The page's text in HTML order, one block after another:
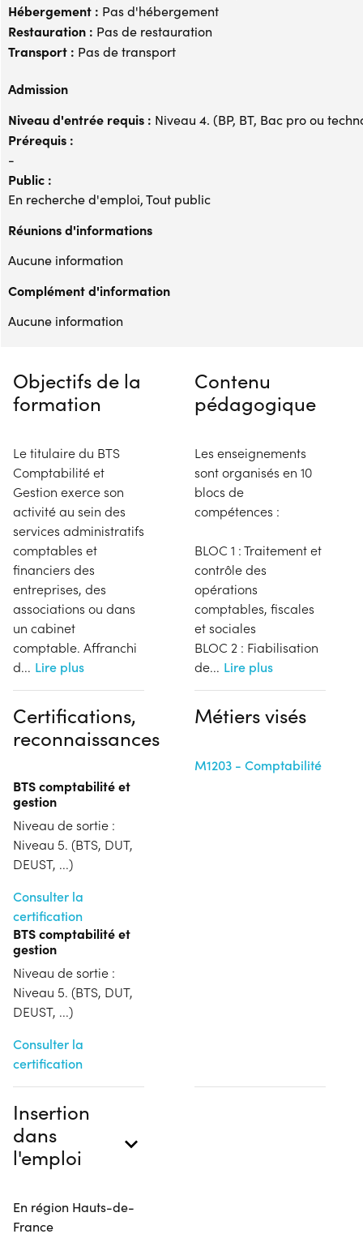
Hébergement : Pas d'hébergement
Restauration : Pas de restauration
Transport : Pas de transport
Admission
Niveau d'entrée requis : Niveau 4. (BP, BT, Bac pro ou
Prérequis :
-
Public :
En recherche d'emploi, Tout public
Réunions d'informations
Aucune information
Complément d'information
Aucune information
Objectifs de la
formation
Le titulaire du BTS
Comptabilité et
Gestion exerce son
activité au sein des
services administratifs
comptables et
financiers des
entreprises, des
associations ou dans
un cabinet
comptable. Affranchi
d... Lire plus
Contenu
pédagogique
Les enseignements
sont organisés en 10
blocs de
compétences :
BLOC 1 : Traitement et
contrôle des
opérations
comptables, fiscales
et sociales
BLOC 2 : Fiabilisation
de... Lire plus
Certifications,
reconnaissances
BTS comptabilité et
gestion
Niveau de sortie :
Niveau 5. (BTS, DUT,
DEUST, ...)
Consulter la
certification
BTS comptabilité et
gestion
Niveau de sortie :
Niveau 5. (BTS, DUT,
DEUST, ...)
Consulter la
certification
Métiers visés
M1203 - Comptabilité
Insertion
dans
l'emploi
En région Hauts-de-
France